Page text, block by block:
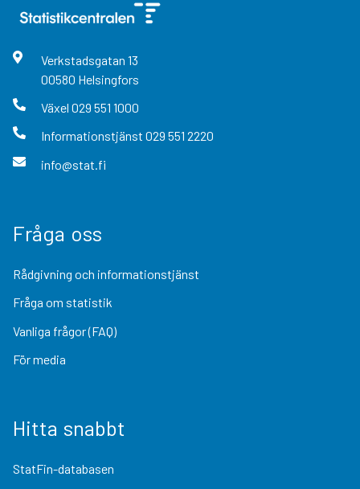
Verkstadsgatan 13
00580 Helsingfors
Växel 029 551 1000
Informationstjänst 029 551 2220
info@stat.fi
Fråga oss
Rådgivning och informationstjänst
Fråga om statistik
Vanliga frågor (FAQ)
För media
Hitta snabbt
StatFin-databasen